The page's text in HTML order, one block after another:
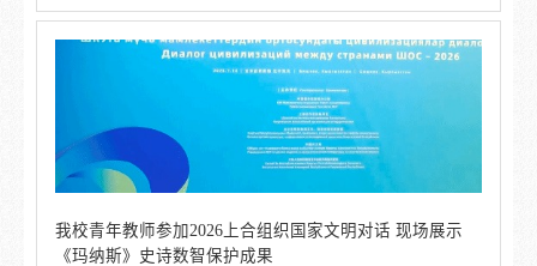
我校青年教师参加2026上合组织国家文明对话 现场展示
《玛纳斯》史诗数智保护成果